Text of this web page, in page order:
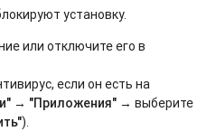
установку.
или отключите его в
если он есть на
→ "Приложения" → выберите
).